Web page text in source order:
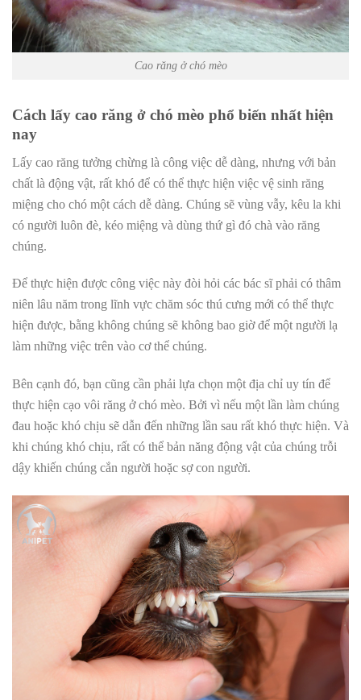
Cao răng ở chó mèo
Cách lấy cao răng ở chó mèo phổ biến nhất hiện
nay
Lấy cao răng tưởng chừng là công việc dễ dàng, nhưng với bản
chất là động vật, rất khó để có thể thực hiện việc vệ sinh răng
miệng cho chó một cách dễ dàng. Chúng sẽ vùng vẫy, kêu la khi
có người luôn đè, kéo miệng và dùng thứ gì đó chà vào răng
chúng.
Để thực hiện được công việc này đòi hỏi các bác sĩ phải có thâm
niên lâu năm trong lĩnh vực chăm sóc thú cưng mới có thể thực
hiện được, bằng không chúng sẽ không bao giờ để một người lạ
làm những việc trên vào cơ thể chúng.
Bên cạnh đó, bạn cũng cần phải lựa chọn một địa chỉ uy tín để
thực hiện cạo vôi răng ở chó mèo. Bởi vì nếu một lần làm chúng
đau hoặc khó chịu sẽ dẫn đến những lần sau rất khó thực hiện. Và
khi chúng khó chịu, rất có thể bản năng động vật của chúng trỗi
dậy khiến chúng cắn người hoặc sợ con người.